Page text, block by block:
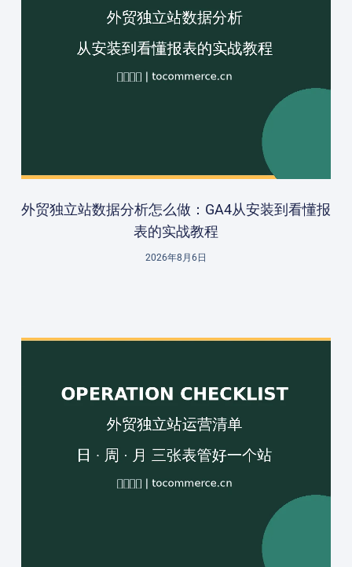
外贸独立站数据分析怎么做：GA4从安装到看懂报
表的实战教程
2026年8月6日